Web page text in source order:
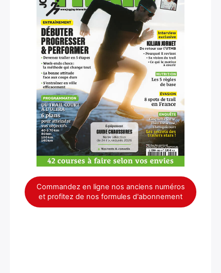
Commandez en ligne nos anciens numéros
et profitez de nos formules d'abonnement